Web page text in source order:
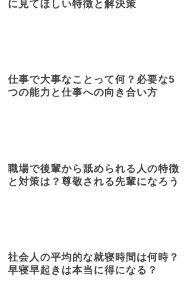
に見てほしい特徴と解決策
仕事で大事なことって何？必要な5
つの能力と仕事への向き合い方
職場で後輩から舐められる人の特徴
と対策は？尊敬される先輩になろう
社会人の平均的な就寝時間は何時？
早寝早起きは本当に得になる？